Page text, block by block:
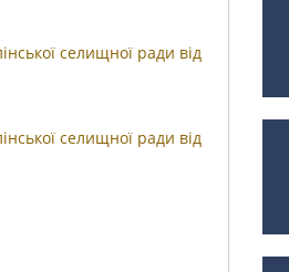
селищної ради від
селищної ради від